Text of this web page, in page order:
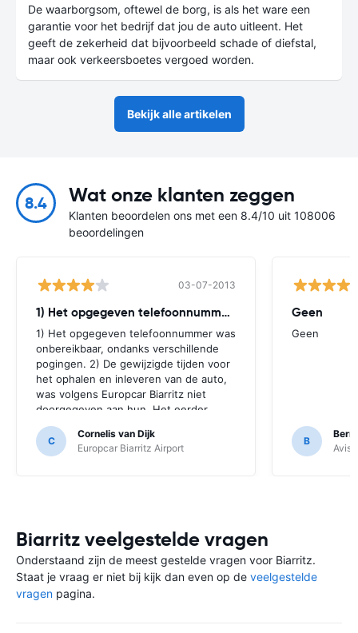
De waarborgsom, oftewel de borg, is als het ware een
garantie voor het bedrijf dat jou de auto uitleent. Het
geeft de zekerheid dat bijvoorbeeld schade of diefstal,
maar ook verkeersboetes vergoed worden.
Bekijk alle artikelen
8.4 Wat onze klanten zeggen
Klanten beoordelen ons met een 8.4/10 uit 108006
beoordelingen
03-07-2013
1) Het opgegeven telefoonnummer was
1) Het opgegeven telefoonnummer was
onbereikbaar, ondanks verschillende
pogingen. 2) De gewijzigde tijden voor
het ophalen en inleveren van de auto,
was volgens Europcar Biarritz niet
doorgegeven aan hun. Het eerder
ophalen was echter geen probleem.
C
Cornelis van Dijk
Europcar Biarritz Airport
Geen
Geen
B
Avis
Biarritz veelgestelde vragen
Onderstaand zijn de meest gestelde vragen voor Biarritz.
Staat je vraag er niet bij kijk dan even op de veelgestelde
vragen pagina.